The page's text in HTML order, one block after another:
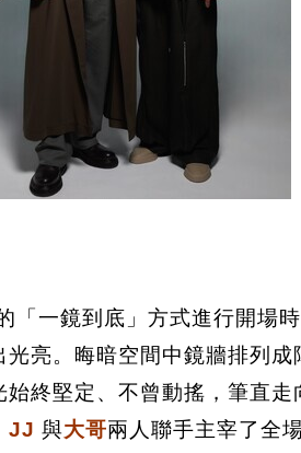
一鏡到底」方式進行開場時
亮。晦暗空間中鏡牆排列
終堅定、不曾動搖，筆直
JJ 與大哥兩人聯手主宰了全